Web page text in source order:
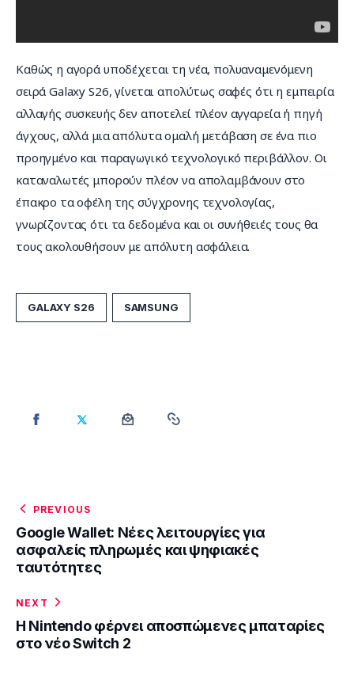
Καθώς η αγορά υποδέχεται τη νέα, πολυαναμενόμενη
σειρά Galaxy S26, γίνεται απολύτως σαφές ότι η εμπειρία
αλλαγής συσκευής δεν αποτελεί πλέον αγγαρεία ή πηγή
άγχους, αλλά μια απόλυτα ομαλή μετάβαση σε ένα πιο
προηγμένο και παραγωγικό τεχνολογικό περιβάλλον. Οι
καταναλωτές μπορούν πλέον να απολαμβάνουν στο
έπακρο τα οφέλη της σύγχρονης τεχνολογίας,
γνωρίζοντας ότι τα δεδομένα και οι συνήθειές τους θα
τους ακολουθήσουν με απόλυτη ασφάλεια.
GALAXY S26 SAMSUNG
PREVIOUS
Google Wallet: Νέες λειτουργίες για
ασφαλείς πληρωμές και ψηφιακές
ταυτότητες
NEXT
Η Nintendo φέρνει αποσπώμενες μπαταρίες
στο νέο Switch 2